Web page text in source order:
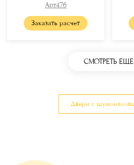
вставкой
Арт476
Заказать расчет
СМОТРЕТЬ ЕЩЕ
Двери с